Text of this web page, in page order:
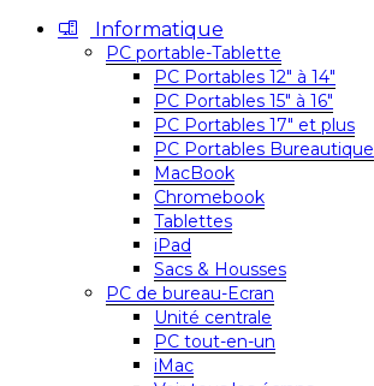
Informatique
PC portable-Tablette
PC Portables 12″ à 14″
PC Portables 15″ à 16″
PC Portables 17″ et plus
PC Portables Bureautique
MacBook
Chromebook
Tablettes
iPad
Sacs & Housses
PC de bureau-Ecran
Unité centrale
PC tout-en-un
iMac